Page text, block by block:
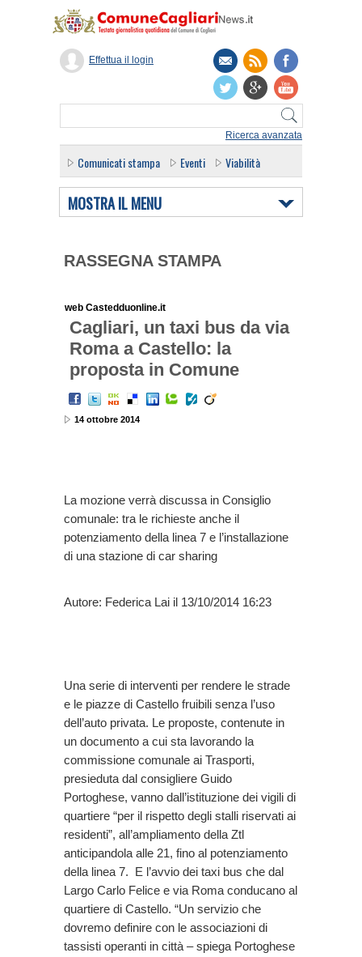
Ricerca avanzata
Effettua il login
Comunicati stampa Eventi Viabilità
MOSTRA IL MENU
RASSEGNA STAMPA
web Castedduonline.it
Cagliari, un taxi bus da via
Roma a Castello: la
proposta in Comune
14 ottobre 2014
La mozione verrà discussa in Consiglio
comunale: tra le richieste anche il
potenziamento della linea 7 e l’installazione
di una stazione di car sharing
Autore: Federica Lai il 13/10/2014 16:23
Una serie di interventi per rendere le strade
e le piazze di Castello fruibili senza l’uso
dell’auto privata. Le proposte, contenute in
un documento a cui sta lavorando la
commissione comunale ai Trasporti,
presieduta dal consigliere Guido
Portoghese, vanno dall’istituzione dei vigili di
quartiere “per il rispetto degli stalli riservati ai
residenti”, all’ampliamento della Ztl
anticipandola alle 21, fino al potenziamento
della linea 7. E l’avvio dei taxi bus che dal
Largo Carlo Felice e via Roma conducano al
quartiere di Castello. “Un servizio che
dovremo definire con le associazioni di
tassisti operanti in città – spiega Portoghese